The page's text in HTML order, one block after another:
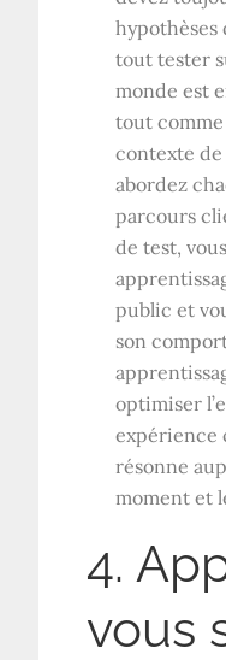
tout tester
monde est
tout comme
contexte de
abordez
parcours
de test,
public et
son
optimiser
expérience
résonne
moment et
4.
vous